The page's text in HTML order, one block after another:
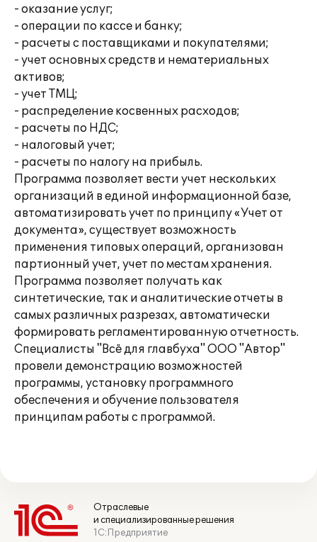
- оказание услуг;
- операции по кассе и банку;
- расчеты с поставщиками и покупателями;
- учет основных средств и нематериальных
активов;
- учет ТМЦ;
- распределение косвенных расходов;
- расчеты по НДС;
- налоговый учет;
- расчеты по налогу на прибыль.
Программа позволяет вести учет нескольких
организаций в единой информационной базе,
автоматизировать учет по принципу «Учет от
документа», существует возможность
применения типовых операций, организован
партионный учет, учет по местам хранения.
Программа позволяет получать как
синтетические, так и аналитические отчеты в
самых различных разрезах, автоматически
формировать регламентированную отчетность.
Специалисты "Всё для главбуха" ООО "Автор"
провели демонстрацию возможностей
программы, установку программного
обеспечения и обучение пользователя
принципам работы с программой.
Отраслевые
и специализированные решения
1С:Предприятие